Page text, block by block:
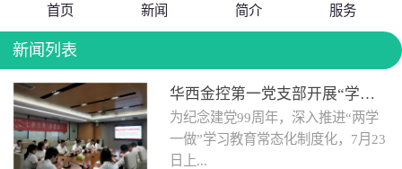
首页 新闻 简介 服务
新闻列表
华西金控第一党支部开展“学党史 知党情 做合格党员”主题教育工作会
为纪念建党99周年，深入推进“两学
一做”学习教育常态化制度化，7月23
日上...